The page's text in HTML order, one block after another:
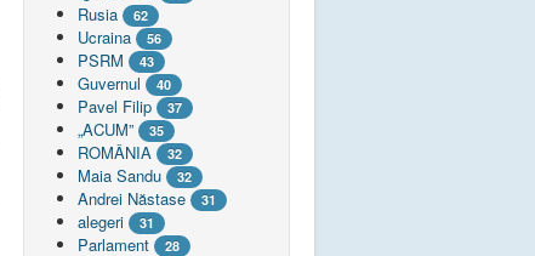
Rusia 62
Ucraina 56
PSRM 43
Guvernul 40
Pavel Filip 37
„ACUM” 35
ROMÂNIA 32
Maia Sandu 32
Andrei Năstase 31
alegeri 31
Parlament 28